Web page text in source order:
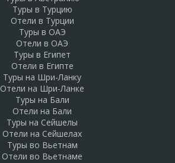
Туры в Турцию
Отели в Турции
Туры в ОАЭ
Отели в ОАЭ
Туры в Египет
Отели в Египте
Туры на Шри-Ланку
Отели на Шри-Ланке
Туры на Бали
Отели на Бали
Туры на Сейшелы
Отели на Сейшелах
Туры во Вьетнам
Отели во Вьетнаме